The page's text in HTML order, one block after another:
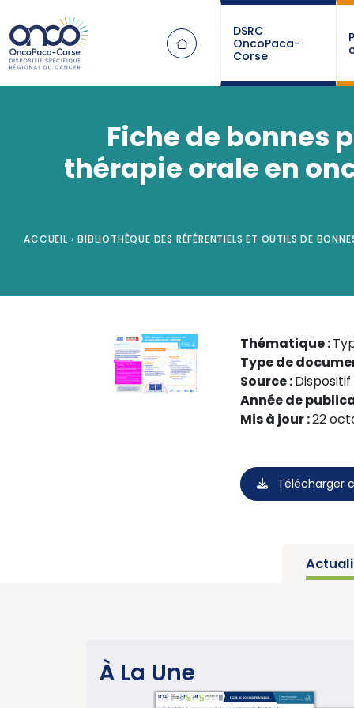
DSRC
OncoPaca-
Corse
Fiche de bonnes
thérapie orale en
ACCUEIL › BIBLIOTHÈQUE DES RÉFÉRENTIELS ET OUTILS DE
Thématique :
Type de
Source :
Année de
Mis à jour :22
Télécharger
À La Une
Parution du
année
cancers »